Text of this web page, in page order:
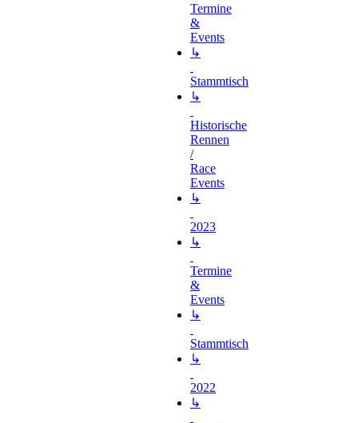
Termine
&
Events
↳
Stammtisch
↳
Historische
Rennen
/
Race
Events
↳
2023
↳
Termine
&
Events
↳
Stammtisch
↳
2022
↳